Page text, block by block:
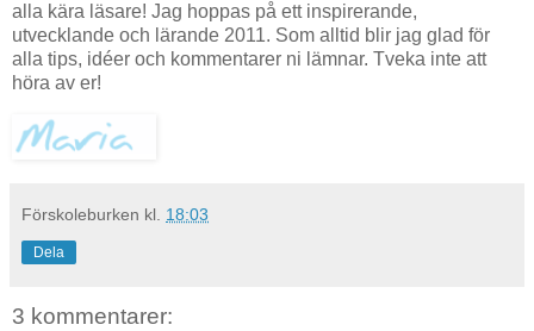
alla kära läsare! Jag hoppas på ett inspirerande,
utvecklande och lärande 2011. Som alltid blir jag glad för
alla tips, idéer och kommentarer ni lämnar. Tveka inte att
höra av er!
Förskoleburken kl. 18:03
Dela
3 kommentarer: